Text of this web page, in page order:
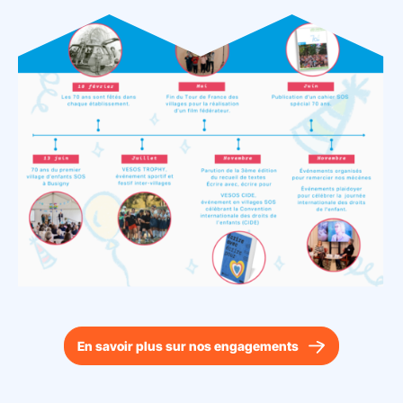
En savoir plus sur nos engagements